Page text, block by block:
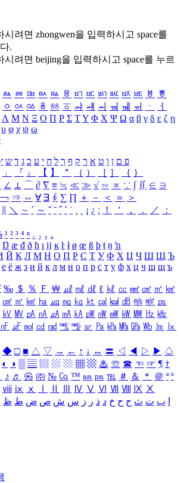
시려면 zhongwen을 입력하시고 space를
.
시려면 beijing을 입력하시고 space를 누르
ㅬ ㅭ ㅮ ㅯ ㅰ ㅱ ㅲ ㅳ ㅴ ㅵ ㅶ ㅷ ㅸ
ㅹ
ㆁ ㆂ ㆃ ㆄ ㆅ ㆆ ㆇ ㆈ ㆉ ㆊ ㆋ ㆌ ㆍ
ㆎ
Λ Μ Ν Ξ Ο Π Ρ Σ ΤΥ Φ Χ Ψ Ω α β γ δ ε ζ η
υ φ χ ψ ω
פ ם ן ו ט א ר ק ף ך ל ח י ע כ ג ד ש
」 『 』 【 】 ＂ （ ） ［ ］ ｛ ｝
∠ ⊥ ⌒ ∂ ∇ ≡ ≒ ≪ ≫ √ ∽ ∝ ∵ ∫ ∬ ∈ ∋
￢ ⇒ ⇔ ∀ ∃ ∮ ∑ ∏ ＋ － ＜ ＝
＞
＼ ∼ ´ ～ ˇ ˘ ˝ ˚ ˙ ¸ ¡ ¿ ː ！ ＇ ， ． ／
：
¹ ² ³ ⁴ ⁿ ₁ ₂ ₃ ₄
Ŋ æ đ ð ħ ı ĳ ĸ ŀ ł ø œ ß þ ŧ ŋ ŉ
Й К Л М Н О П Р С Т У Ф Х Ц Ч Ш Щ Ъ
е ё ж з и й к л м н о п р с т у ф х ц ч ш щ ъ
‰ ＄ ％ Ｆ ￦ ㎕ ㎖ ㎗ ℓ ㎘ ㏄ ㎣ ㎤ ㎥ ㎦
㎠ ㎡ ㎢ ㏊ ㎍ ㎎ ㎏ ㏏ ㎈ ㎉ ㏈ ㎧ ㎨ ㎰
㎸ ㎹ ㎀ ㎁ ㎂ ㎃ ㎄ ㎺ ㎻ ㎽ ㎾ ㎿ ㎐ ㎑
㎋ ㎌ ㏖ ㏅ ㎭ ㎮ ㎯ ㏛ ㎩ ㎪ ㎫ ㎬ ㏝ ㏐
㏓
◆ □ ■ △ ▽ → ← ↑ ↓ ↔ 〓 ◁ ◀ ▷ ▶ ♤
◐ ◑ ▒ ▤ ▨ ▧ ▦ ▩ ♨ ☏ ☎ ☜ ☞ ¶ †
♪ ♬ ㉿ ㈜ № ㏇ ™ ㏂ ㏘ ℡ ＃ ＆ ＊ ＠ ª º
ⅷ ⅸ ⅹ Ⅳ Ⅴ Ⅵ Ⅶ Ⅷ Ⅸ Ⅹ
ب ت ث ج ح خ د ذ ر ز س ش ص ض ط ظ